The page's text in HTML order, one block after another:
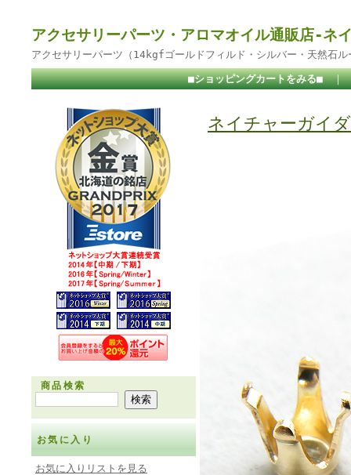
アクセサリーパーツ・アロマオイル通販店-ネ
アクセサリーパーツ（14kgfゴールドフィルド・シルバー・天然石
■ショッピングカートをみる■ ｜
商品検索
お気に入り
お気に入りリストを見る
ネイチャーガイ